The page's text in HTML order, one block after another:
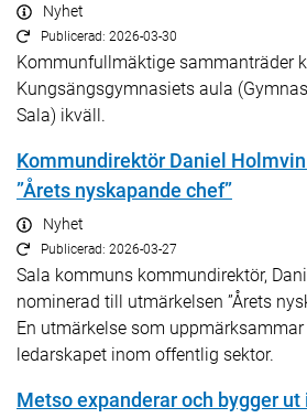
Nyhet
Publicerad: 2026-03-30
Kommunfullmäktige sammanträder
Kungsängsgymnasiets aula
Sala) ikväll.
Kommundirektör Daniel Holmvin
”Årets nyskapande chef”
Nyhet
Publicerad: 2026-03-27
Sala kommuns kommundirektör,
nominerad till utmärkelsen ”Årets
En utmärkelse som
ledarskapet inom offentlig sektor.
Metso expanderar och bygger ut